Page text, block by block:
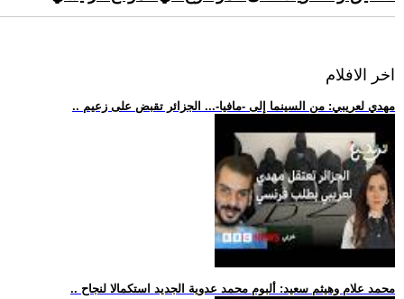
اخر الافلام
.. مهدي لعريبي: من السينما إلى -مافيا-... الجزائر تقبض على زعيم
.. محمد علام وهيثم سعيد: ألبوم محمد عدوية الجديد استكمالا لنجاح